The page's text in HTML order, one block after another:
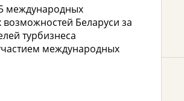
международных
возможностей Беларуси за
турбизнеса
международных